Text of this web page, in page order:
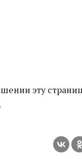
эту
.